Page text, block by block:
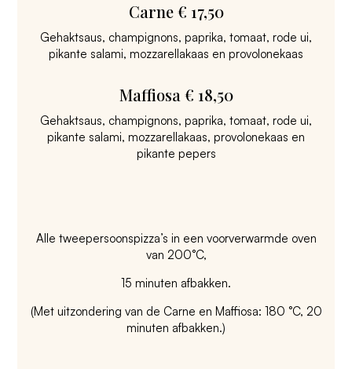
Carne € 17,50
Gehaktsaus, champignons, paprika, tomaat, rode ui,
pikante salami, mozzarellakaas en provolonekaas
Maffiosa € 18,50
Gehaktsaus, champignons, paprika, tomaat, rode ui,
pikante salami, mozzarellakaas, provolonekaas en
pikante pepers
Alle tweepersoonspizza’s in een voorverwarmde oven
van 200°C,
15 minuten afbakken.
(Met uitzondering van de Carne en Maffiosa: 180 °C, 20
minuten afbakken.)